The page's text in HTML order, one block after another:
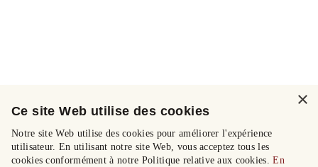
×
Ce site Web utilise des cookies
Notre site Web utilise des cookies pour améliorer l'expérience
utilisateur. En utilisant notre site Web, vous acceptez tous les
cookies conformément à notre Politique relative aux cookies.En